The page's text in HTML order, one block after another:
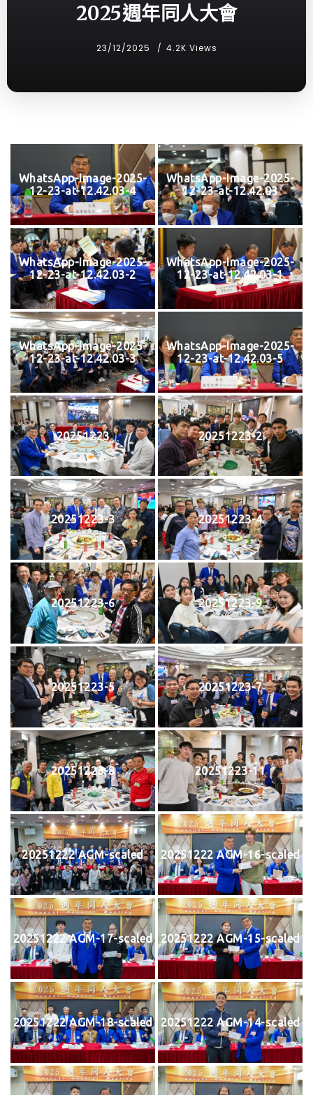
2025週年同人大會
23/12/2025 4.2K Views
WhatsApp-Image-2025-
12-23-at-12.42.03-4
WhatsApp-Image-2025-
12-23-at-12.42.03
WhatsApp-Image-2025-
12-23-at-12.42.03-2
WhatsApp-Image-2025-
12-23-at-12.42.03-1
WhatsApp-Image-2025-
12-23-at-12.42.03-3
WhatsApp-Image-2025-
12-23-at-12.42.03-5
20251223 20251223-2
20251223-3 20251223-4
20251223-6 20251223-9
20251223-5 20251223-7
20251223-8 20251223-11
20251222 AGM-scaled 20251222 AGM-16-scaled
20251222 AGM-17-scaled 20251222 AGM-15-scaled
20251222 AGM-18-scaled 20251222 AGM-14-scaled